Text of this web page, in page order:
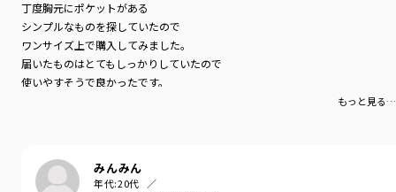
丁度胸元にポケットがある
シンプルなものを探していたので
ワンサイズ上で購入してみました。
届いたものはとてもしっかりしていたので
使いやすそうで良かったです。
もっと見る…
みんみん
年代:20代
「吸汗性」にすぐれ「肌ざわりが良い」
生地を使用しています。
丈夫で型崩れしにくい、お洗濯にもぴったりの素材です。
ポケット：あり